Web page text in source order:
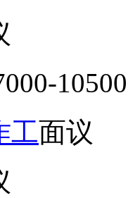
工面议